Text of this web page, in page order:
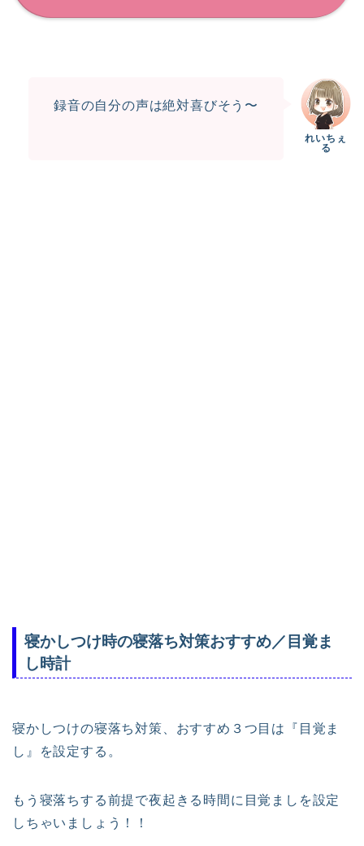
録音の自分の声は絶対喜びそう〜
寝かしつけ時の寝落ち対策おすすめ／目覚ま
し時計
寝かしつけの寝落ち対策、おすすめ３つ目は『目覚ま
し』を設定する。
もう寝落ちする前提で夜起きる時間に目覚ましを設定
しちゃいましょう！！